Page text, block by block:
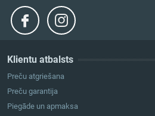
Klientu atbalsts
Preču atgriešana
Preču garantija
Piegāde un apmaksa